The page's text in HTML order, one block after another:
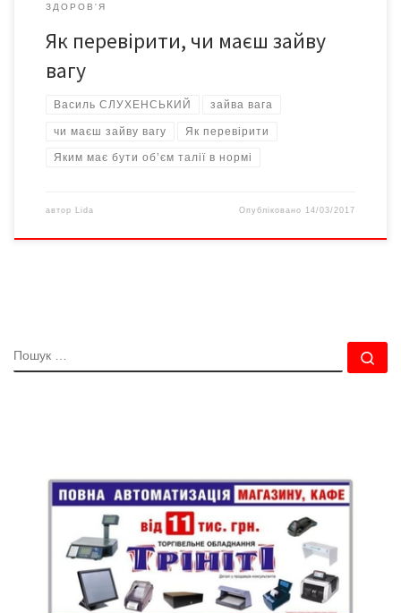
ЗДОРОВ'Я
Як перевірити, чи маєш зайву
вагу
Василь СЛУХЕНСЬКИЙ зайва вага
чи маєш зайву вагу Як перевірити
Яким має бути об’єм талії в нормі
автор Lida Опубліковано 14/03/2017
ПОШУК